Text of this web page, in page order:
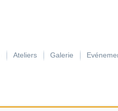
Ateliers Galerie